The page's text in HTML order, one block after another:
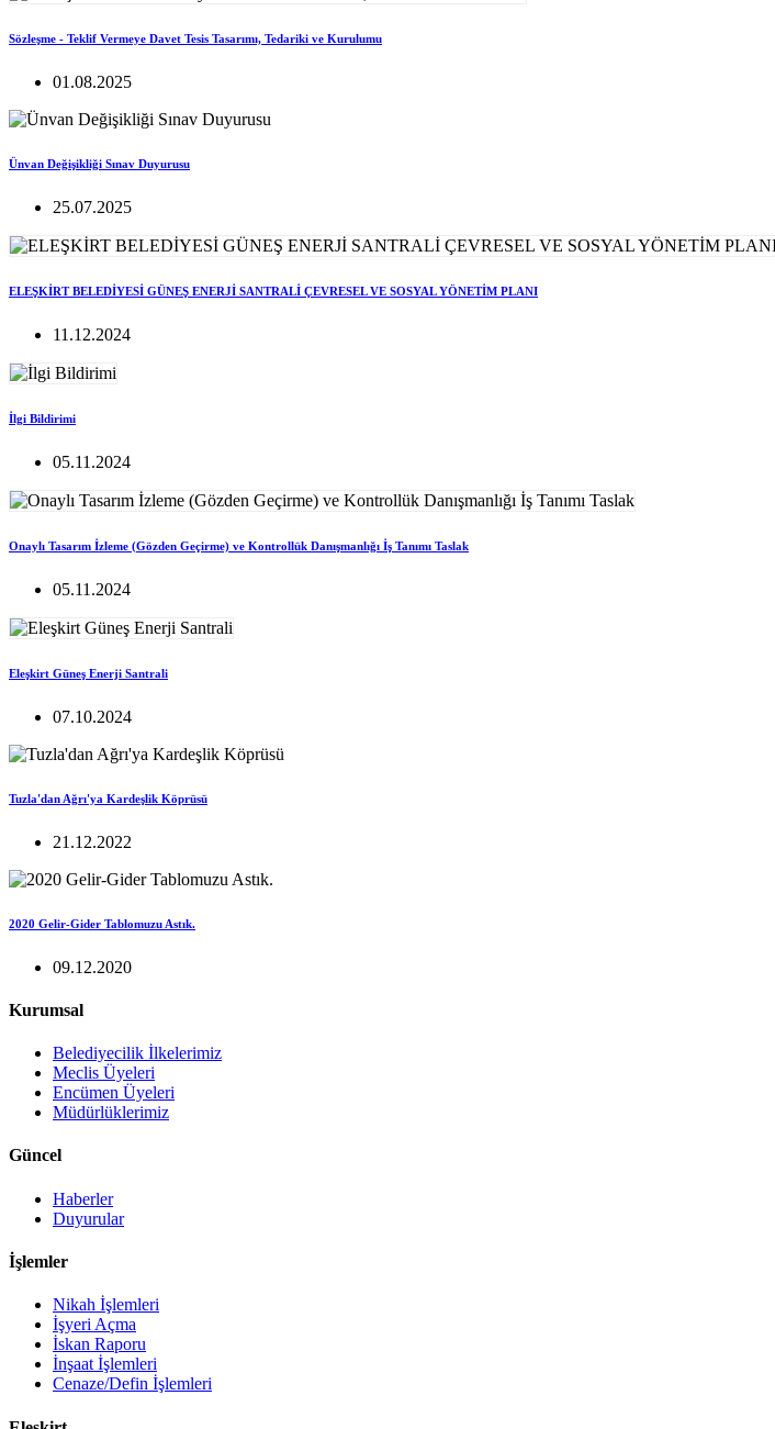
Sözleşme - Teklif Vermeye Davet Tesis Tasarımı, Tedariki ve Kurulumu
01.08.2025
Ünvan Değişikliği Sınav Duyurusu
25.07.2025
ELEŞKİRT BELEDİYESİ GÜNEŞ ENERJİ SANTRALİ ÇEVRESEL VE SOSYAL YÖNETİM PLANI
11.12.2024
İlgi Bildirimi
05.11.2024
Onaylı Tasarım İzleme (Gözden Geçirme) ve Kontrollük Danışmanlığı İş Tanımı Taslak
05.11.2024
Eleşkirt Güneş Enerji Santrali
07.10.2024
Tuzla'dan Ağrı'ya Kardeşlik Köprüsü
21.12.2022
2020 Gelir-Gider Tablomuzu Astık.
09.12.2020
Kurumsal
Belediyecilik İlkelerimiz
Meclis Üyeleri
Encümen Üyeleri
Müdürlüklerimiz
Güncel
Haberler
Duyurular
İşlemler
Nikah İşlemleri
İşyeri Açma
İskan Raporu
İnşaat İşlemleri
Cenaze/Defin İşlemleri